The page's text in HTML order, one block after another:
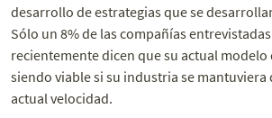
desarrollo de estrategias que se
Sólo un 8% de las compañías
recientemente dicen que su actual modelo
siendo viable si su industria se mantuviera
actual velocidad.